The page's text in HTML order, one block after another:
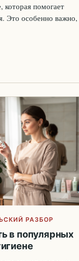
которая помогает
Это особенно важно,
РАЗБОР
в популярных